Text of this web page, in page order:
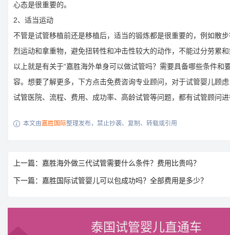
心态是很重要的。
2、适当运动
不管是试管移植前还是移植后，适当的锻炼都是很重要的，例如散
烈运动和拿重物，避免扭转性和冲击性较大的动作，不能过分劳累
以上就是有关于“嘉胜海外单身可以做试管吗？需要具备哪些条件和
容。想要了解更多，下方点击免费咨询专业顾问，对于试管婴儿顾
试管医院、流程、费用、成功率、高龄试管等问题，都有试管顾问
 本文由嘉胜国际整理发布，禁止抄袭、复制、转载或引用
上一篇：嘉胜海外做三代试管需要什么条件？费用比贵吗？
下一篇：嘉胜国际试管婴儿可以包成功吗？全部费用是多少？
泰国试管婴儿直通车